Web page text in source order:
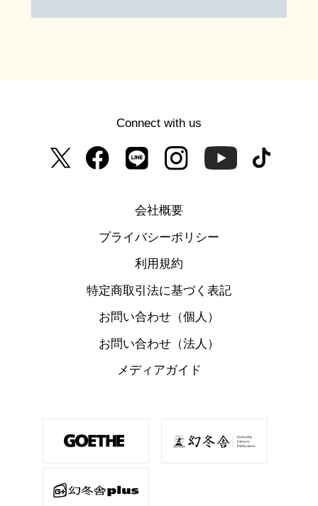
Connect with us
会社概要
プライバシーポリシー
利用規約
特定商取引法に基づく表記
お問い合わせ（個人）
お問い合わせ（法人）
メディアガイド